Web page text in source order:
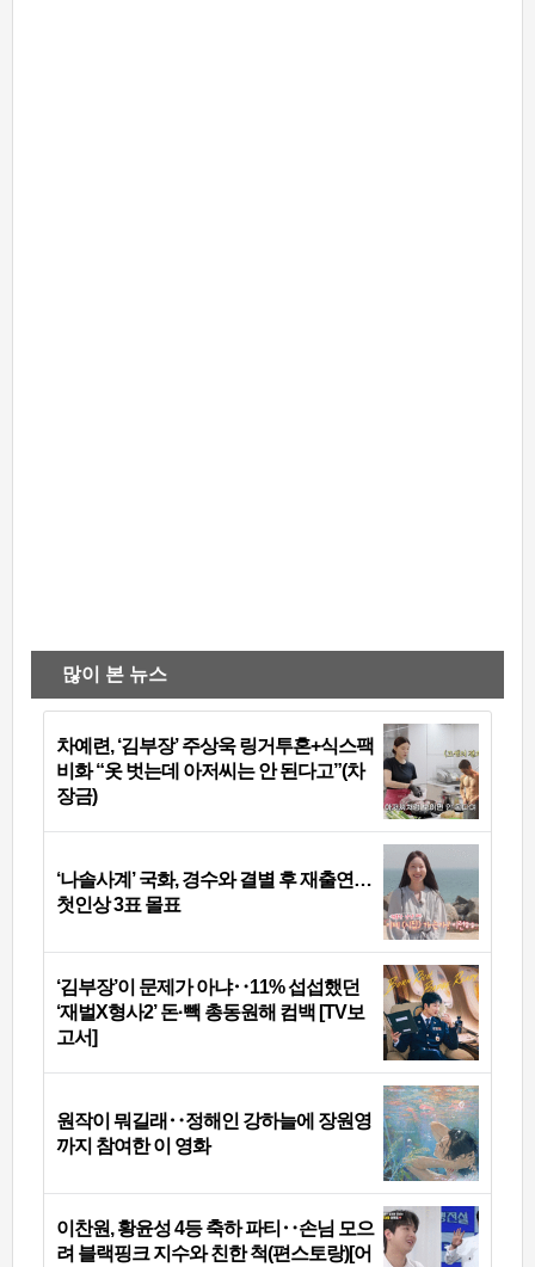
많이 본 뉴스
차예련, ‘김부장’ 주상욱 링거투혼+식스팩
비화 “옷 벗는데 아저씨는 안 된다고”(차
장금)
‘나솔사계’ 국화, 경수와 결별 후 재출연…
첫인상 3표 몰표
‘김부장’이 문제가 아냐‥11% 섭섭했던
‘재벌X형사2’ 돈·빽 총동원해 컴백 [TV보
고서]
원작이 뭐길래‥정해인 강하늘에 장원영
까지 참여한 이 영화
이찬원, 황윤성 4등 축하 파티‥손님 모으
려 블랙핑크 지수와 친한 척(편스토랑)[어